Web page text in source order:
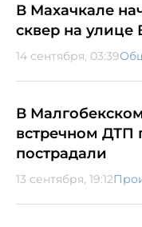
В Махачкале
сквер на улице
14 сентября, 03:39
В
встречном ДТП
пострадали
13 сентября, 19:12